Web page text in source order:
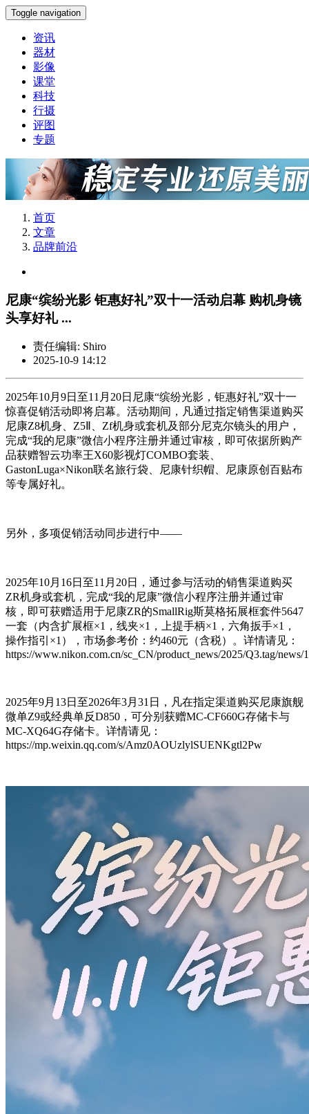
Toggle navigation
资讯
器材
影像
课堂
科技
行摄
评图
专题
首页
文章
品牌前沿
尼康“缤纷光影 钜惠好礼”双十一活动启幕 购机身镜
头享好礼 ...
责任编辑: Shiro
2025-10-9 14:12
2025年10月9日至11月20日尼康“缤纷光影，钜惠好礼”双十一
惊喜促销活动即将启幕。活动期间，凡通过指定销售渠道购买
尼康Z8机身、Z5Ⅱ、Zf机身或套机及部分尼克尔镜头的用户，
完成“我的尼康”微信小程序注册并通过审核，即可依据所购产
品获赠智云功率王X60影视灯COMBO套装、
GastonLuga×Nikon联名旅行袋、尼康针织帽、尼康原创百贴布
等专属好礼。
另外，多项促销活动同步进行中——
2025年10月16日至11月20日，通过参与活动的销售渠道购买
ZR机身或套机，完成“我的尼康”微信小程序注册并通过审
核，即可获赠适用于尼康ZR的SmallRig斯莫格拓展框套件5647
一套（内含扩展框×1，线夹×1，上提手柄×1，六角扳手×1，
操作指引×1），市场参考价：约460元（含税）。详情请见：
https://www.nikon.com.cn/sc_CN/product_news/2025/Q3.tag/news/
2025年9月13日至2026年3月31日，凡在指定渠道购买尼康旗舰
微单Z9或经典单反D850，可分别获赠MC-CF660G存储卡与
MC-XQ64G存储卡。详情请见：
https://mp.weixin.qq.com/s/Amz0AOUzlylSUENKgtl2Pw